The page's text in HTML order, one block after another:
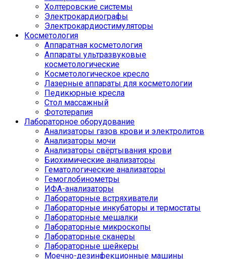
Холтеровские системы
Электрокардиографы
Электрокардиостимуляторы
Косметология
Аппаратная косметология
Аппараты ультразвуковые
косметологические
Косметологическое кресло
Лазерные аппараты для косметологии
Педикюрные кресла
Стол массажный
Фототерапия
Лабораторное оборудование
Анализаторы газов крови и электролитов
Анализаторы мочи
Анализаторы свёртывания крови
Биохимические анализаторы
Гематологические анализаторы
Гемоглобинометры
ИФА-анализаторы
Лабораторные встряхиватели
Лабораторные инкубаторы и термостаты
Лабораторные мешалки
Лабораторные микроскопы
Лабораторные сканеры
Лабораторные шейкеры
Моечно-дезинфекционные машины